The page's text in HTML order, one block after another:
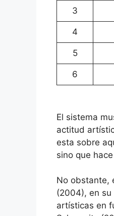
3
4
5
6
El sistema
actitud
esta sobre
sino que
No obstante,
(2004), en su
artísticas en